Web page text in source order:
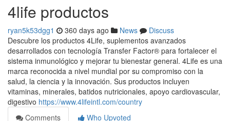
4life productos
ryan5k53dgg1 360 days ago News
Discuss
Descubre los productos 4Life, suplementos avanzados
desarrollados con tecnología Transfer Factor® para fortalecer el
sistema inmunológico y mejorar tu bienestar general. 4Life es una
marca reconocida a nivel mundial por su compromiso con la
salud, la ciencia y la innovación. Sus productos incluyen
vitaminas, minerales, batidos nutricionales, apoyo cardiovascular,
digestivo https://www.4lifeintl.com/country
Comments
Who Upvoted